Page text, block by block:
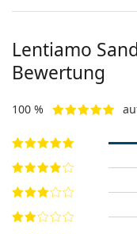
Lentiamo
Bewertung
100 %